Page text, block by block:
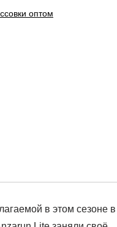
оптом
в этом сезоне в